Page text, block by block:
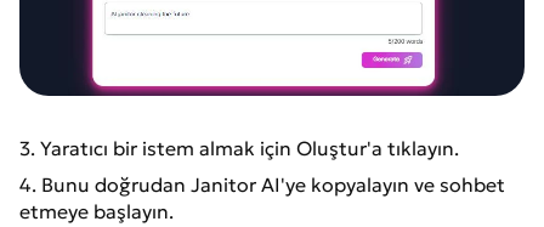
3. Yaratıcı bir istem almak için Oluştur'a tıklayın.
4. Bunu doğrudan Janitor AI'ye kopyalayın ve sohbet
etmeye başlayın.